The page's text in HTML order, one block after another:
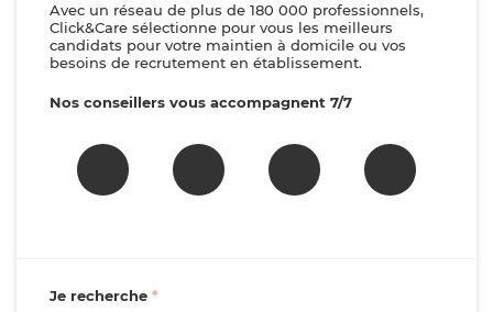
Avec un réseau de plus de 180 000 professionnels,
Click&Care sélectionne pour vous les meilleurs
candidats pour votre maintien à domicile ou vos
besoins de recrutement en établissement.
Nos conseillers vous accompagnent 7/7
Je recherche